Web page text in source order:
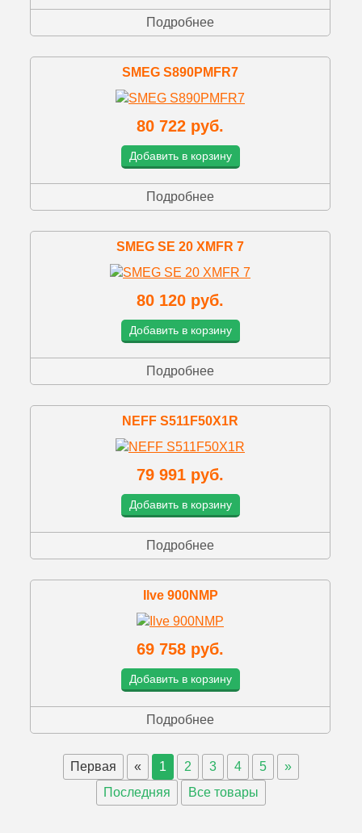
Подробнее
SMEG S890PMFR7
80 722 руб.
Добавить в корзину
Подробнее
SMEG SE 20 XMFR 7
80 120 руб.
Добавить в корзину
Подробнее
NEFF S511F50X1R
79 991 руб.
Добавить в корзину
Подробнее
Ilve 900NMP
69 758 руб.
Добавить в корзину
Подробнее
Первая « 1 2 3 4 5
»
Последняя
Все товары